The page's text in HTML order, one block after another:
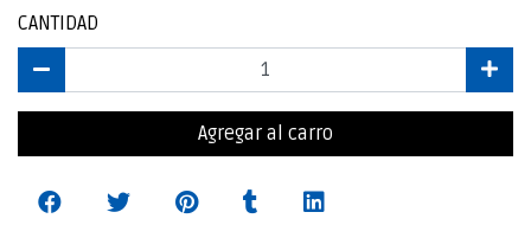
CANTIDAD
Agregar al carro